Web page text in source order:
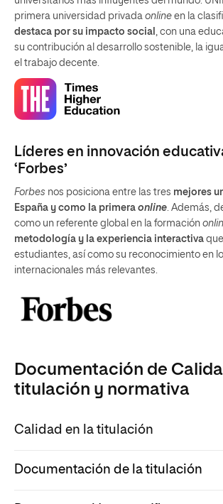
primera universidad privada online en la
destaca por su impacto social
, con una
su contribución al desarrollo sostenible, la
el trabajo decente.
Líderes en innovación
‘Forbes’
Forbes nos posiciona entre las tres mejores
España y como la primera online. Además,
como un referente global en la formación
metodología y la experiencia interactiva
estudiantes, así como su reconocimiento en
internacionales más relevantes.
Documentación de
titulación y normativa
Calidad en la titulación
Documentación de la titulación